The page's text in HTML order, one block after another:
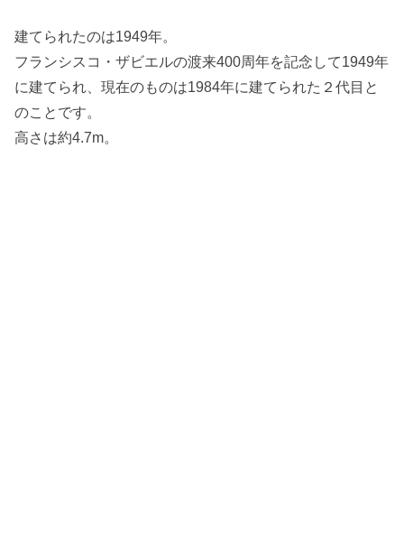
建てられたのは1949年。
フランシスコ・ザビエルの渡来400周年を記念して1949年
に建てられ、現在のものは1984年に建てられた２代目と
のことです。
高さは約4.7m。